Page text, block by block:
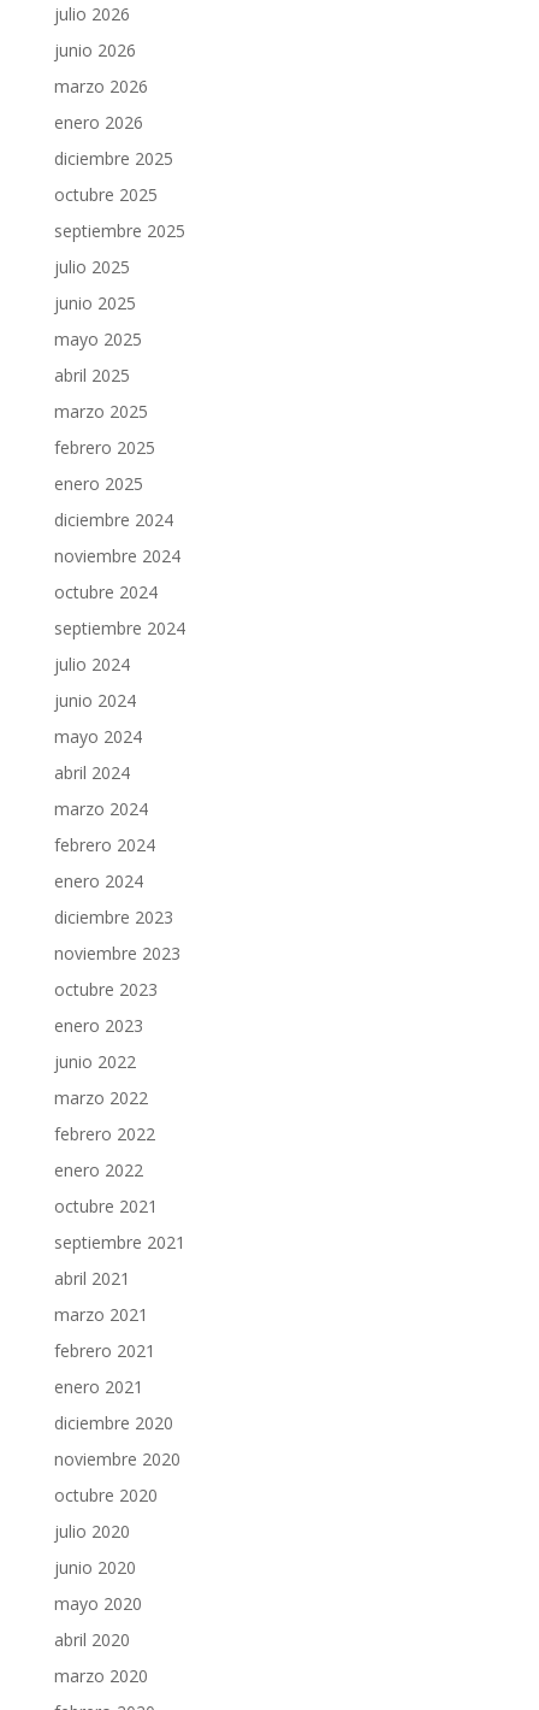
julio 2026
junio 2026
marzo 2026
enero 2026
diciembre 2025
octubre 2025
septiembre 2025
julio 2025
junio 2025
mayo 2025
abril 2025
marzo 2025
febrero 2025
enero 2025
diciembre 2024
noviembre 2024
octubre 2024
septiembre 2024
julio 2024
junio 2024
mayo 2024
abril 2024
marzo 2024
febrero 2024
enero 2024
diciembre 2023
noviembre 2023
octubre 2023
enero 2023
junio 2022
marzo 2022
febrero 2022
enero 2022
octubre 2021
septiembre 2021
abril 2021
marzo 2021
febrero 2021
enero 2021
diciembre 2020
noviembre 2020
octubre 2020
julio 2020
junio 2020
mayo 2020
abril 2020
marzo 2020